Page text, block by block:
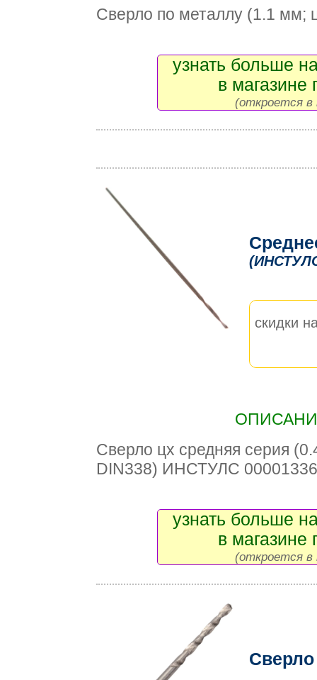
Сверло по металлу (1.1 мм;
узнать больше
в магазине
(откроется в
скидки
Сверло цх средняя серия
DIN338) ИНСТУЛС
узнать больше
в магазине
(откроется в